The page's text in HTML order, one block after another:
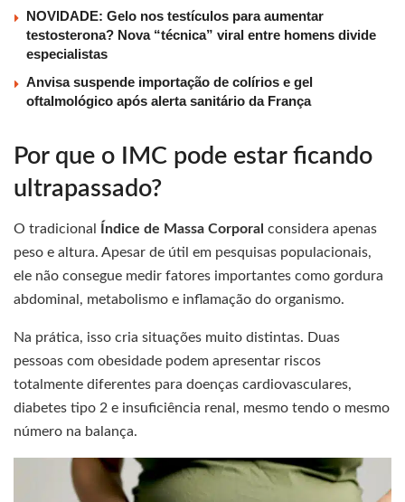
NOVIDADE: Gelo nos testículos para aumentar
testosterona? Nova “técnica” viral entre homens divide
especialistas
Anvisa suspende importação de colírios e gel
oftalmológico após alerta sanitário da França
Por que o IMC pode estar ficando
ultrapassado?
O tradicional Índice de Massa Corporal considera apenas
peso e altura. Apesar de útil em pesquisas populacionais,
ele não consegue medir fatores importantes como gordura
abdominal, metabolismo e inflamação do organismo.
Na prática, isso cria situações muito distintas. Duas
pessoas com obesidade podem apresentar riscos
totalmente diferentes para doenças cardiovasculares,
diabetes tipo 2 e insuficiência renal, mesmo tendo o mesmo
número na balança.